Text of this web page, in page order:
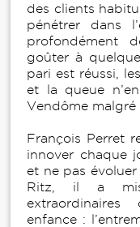
des clients
pénétrer dans
profondément
goûter à
pari est réussi,
et la queue
Vendôme malgré
François Perret
innover chaque
et ne pas
Ritz, il a
enfance :